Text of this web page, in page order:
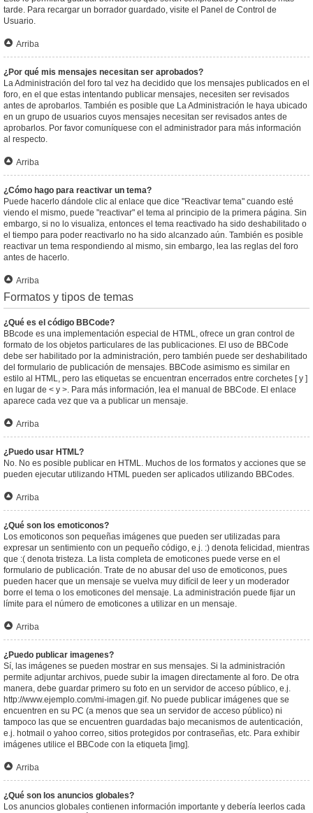
tarde. Para recargar un borrador guardado, visite el Panel de Control de
Usuario.
Arriba
¿Por qué mis mensajes necesitan ser aprobados?
La Administración del foro tal vez ha decidido que los mensajes publicados en el
foro, en el que estas intentando publicar mensajes, necesiten ser revisados
antes de aprobarlos. También es posible que La Administración le haya ubicado
en un grupo de usuarios cuyos mensajes necesitan ser revisados antes de
aprobarlos. Por favor comuníquese con el administrador para más información
al respecto.
Arriba
¿Cómo hago para reactivar un tema?
Puede hacerlo dándole clic al enlace que dice "Reactivar tema" cuando esté
viendo el mismo, puede "reactivar" el tema al principio de la primera página. Sin
embargo, si no lo visualiza, entonces el tema reactivado ha sido deshabilitado o
el tiempo para poder reactivarlo no ha sido alcanzado aún. También es posible
reactivar un tema respondiendo al mismo, sin embargo, lea las reglas del foro
antes de hacerlo.
Arriba
Formatos y tipos de temas
¿Qué es el código BBCode?
BBcode es una implementación especial de HTML, ofrece un gran control de
formato de los objetos particulares de las publicaciones. El uso de BBCode
debe ser habilitado por la administración, pero también puede ser deshabilitado
del formulario de publicación de mensajes. BBCode asimismo es similar en
estilo al HTML, pero las etiquetas se encuentran encerrados entre corchetes [ y ]
en lugar de < y >. Para más información, lea el manual de BBCode. El enlace
aparece cada vez que va a publicar un mensaje.
Arriba
¿Puedo usar HTML?
No. No es posible publicar en HTML. Muchos de los formatos y acciones que se
pueden ejecutar utilizando HTML pueden ser aplicados utilizando BBCodes.
Arriba
¿Qué son los emoticonos?
Los emoticonos son pequeñas imágenes que pueden ser utilizadas para
expresar un sentimiento con un pequeño código, e.j. :) denota felicidad, mientras
que :( denota tristeza. La lista completa de emoticones puede verse en el
formulario de publicación. Trate de no abusar del uso de emoticonos, pues
pueden hacer que un mensaje se vuelva muy difícil de leer y un moderador
borre el tema o los emoticones del mensaje. La administración puede fijar un
límite para el número de emoticones a utilizar en un mensaje.
Arriba
¿Puedo publicar imagenes?
Sí, las imágenes se pueden mostrar en sus mensajes. Si la administración
permite adjuntar archivos, puede subir la imagen directamente al foro. De otra
manera, debe guardar primero su foto en un servidor de acceso público, e.j.
http://www.ejemplo.com/mi-imagen.gif. No puede publicar imágenes que se
encuentren en su PC (a menos que sea un servidor de acceso público) ni
tampoco las que se encuentren guardadas bajo mecanismos de autenticación,
e.j. hotmail o yahoo correo, sitios protegidos por contraseñas, etc. Para exhibir
imágenes utilice el BBCode con la etiqueta [img].
Arriba
¿Qué son los anuncios globales?
Los anuncios globales contienen información importante y debería leerlos cada